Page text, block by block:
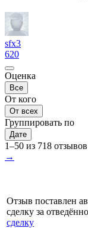
sfx3
620
Оценка
Все
От кого
От всех
Группировать по
Дате
1–50 из 718 отзывов
→
Отзыв поставлен
сделку за
сделку